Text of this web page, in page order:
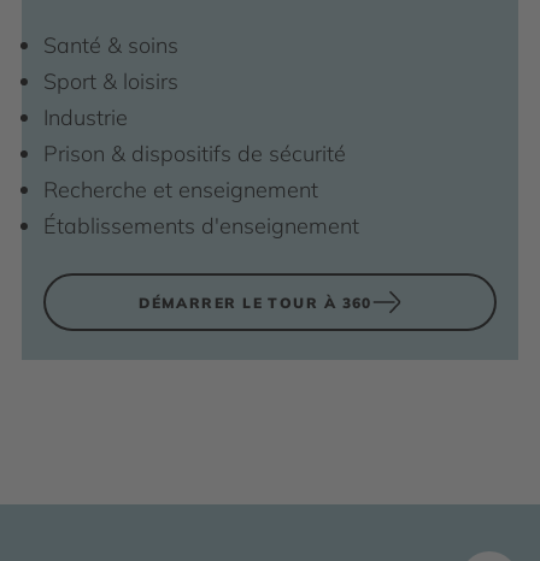
Santé & soins
Sport & loisirs
Industrie
Prison & dispositifs de sécurité
Recherche et enseignement
Établissements d'enseignement
DÉMARRER LE TOUR À 360